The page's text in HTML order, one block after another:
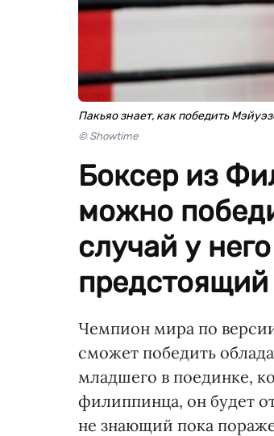
Пакьяо знает, как победить
© Showtime
Боксер из
можно
случай у
Чемпион мира по
сможет победить
младшего в поединке,
филиппинца, он будет
не знающий пока